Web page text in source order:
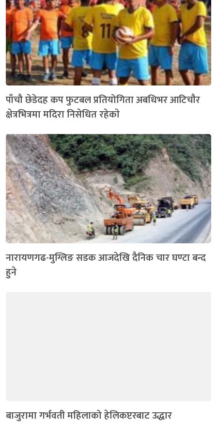
पाँचौ छेडेदह कप फुटबल प्रतियोगिता अबधिभर आटिचाैर
क्षेत्रभित्रमा मदिरा निसेधित रहेकाे
नारायणगढ-मुग्लिङ सडक आजदेखि दैनिक चार घण्टा बन्द
हुने
बाजुरामा गर्भवती महिलाको हेलिकप्टरबाट उद्धार